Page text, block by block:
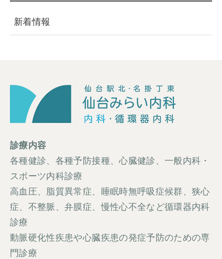
新着情報
診療内容
各種健診、各種予防接種、心臓健診、一般内科・
スポーツ内科診療
高血圧、脂質異常症、睡眠時無呼吸症候群、狭心
症、不整脈、弁膜症、慢性心不全など循環器内科
診療
動脈硬化性疾患や心臓疾患の発症予防のための専
門診療